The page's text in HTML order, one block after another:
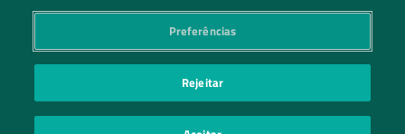
Siga nossas redes sociais
Entre em Contato
Preferências
Rejeitar